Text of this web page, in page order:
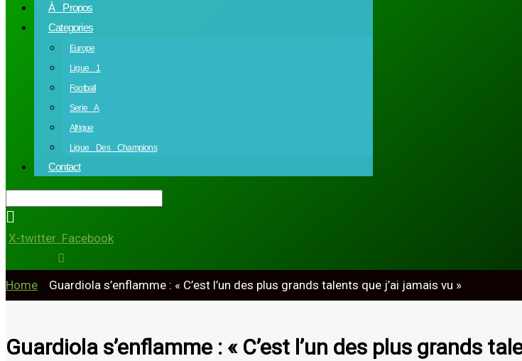
À Propos
Categories
Europe
Ligue 1
Football
Serie A
Afrique
Ligue Des Champions
Contact
X-twitter Facebook
Home Guardiola s’enflamme : « C’est l’un des plus grands talents que j’ai jamais vu »
Guardiola s’enflamme : « C’est l’un des plus grands